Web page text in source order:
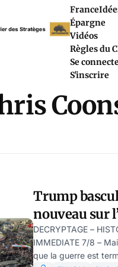
France
Épargne
Vidéos
Règles du
Se
S'inscrire
Trump
nouveau sur
Pourquoi?
K.
DECRYPTAGE –
IMMEDIATE 7/8 –
que la guerre est